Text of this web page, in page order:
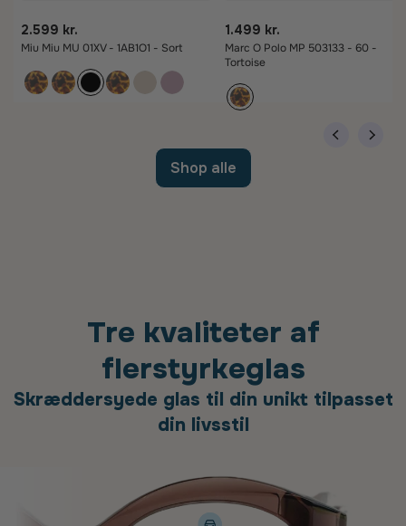
2.599 kr.
Miu Miu MU 01XV - 1AB1O1 - Sort
1.499 kr.
Marc O Polo MP 503133 - 60 -
Tortoise
Shop alle
Tre kvaliteter af
flerstyrkeglas
Skræddersyede glas til din unikt tilpasset
din livsstil